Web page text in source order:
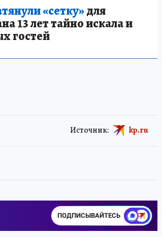
«сетку»для
13 лет тайно искала и
гостей
Источник: kp.ru
ПОДПИСЫВАЙТЕСЬ